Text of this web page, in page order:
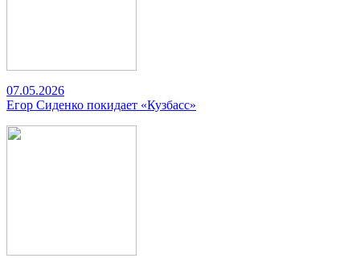
07.05.2026
Егор Сиденко покидает «Кузбасс»